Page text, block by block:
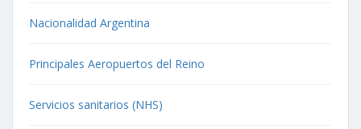
Nacionalidad Argentina
Principales Aeropuertos del Reino
Servicios sanitarios (NHS)